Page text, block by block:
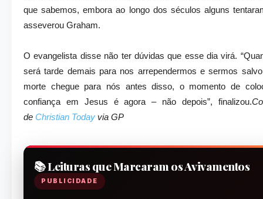
que sabemos, embora ao longo dos séculos alguns
asseverou Graham.
O evangelista disse não ter dúvidas que esse dia virá.
será tarde demais para nos arrependermos e sermos
morte chegue para nós antes disso, o momento de
confiança em Jesus é agora – não depois”, finalizou.
de Christian Today via GP
📚 Leituras que Marcaram os Avivamentos
PUBLICIDADE